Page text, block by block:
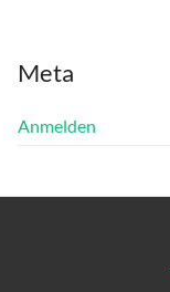
Meta
Anmelden